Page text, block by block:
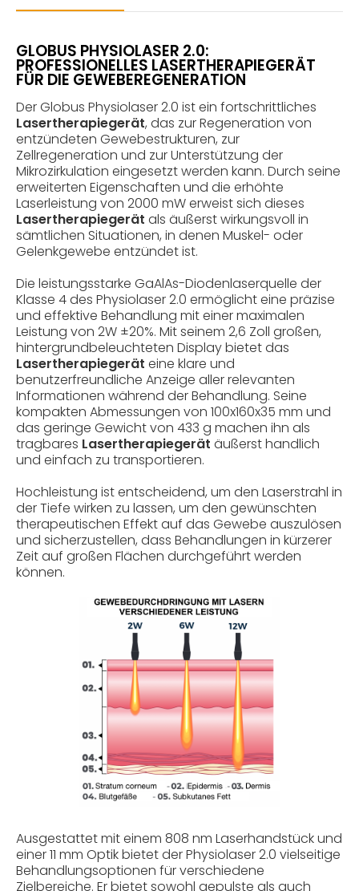
GLOBUS PHYSIOLASER 2.0:
PROFESSIONELLES LASERTHERAPIEGERÄT
FÜR DIE GEWEBEREGENERATION
Der Globus Physiolaser 2.0 ist ein fortschrittliches
Lasertherapiegerät, das zur Regeneration von
entzündeten Gewebestrukturen, zur
Zellregeneration und zur Unterstützung der
Mikrozirkulation eingesetzt werden kann. Durch seine
erweiterten Eigenschaften und die erhöhte
Laserleistung von 2000 mW erweist sich dieses
Lasertherapiegerät als äußerst wirkungsvoll in
sämtlichen Situationen, in denen Muskel- oder
Gelenkgewebe entzündet ist.
Die leistungsstarke GaAlAs-Diodenlaserquelle der
Klasse 4 des Physiolaser 2.0 ermöglicht eine präzise
und effektive Behandlung mit einer maximalen
Leistung von 2W ±20%. Mit seinem 2,6 Zoll großen,
hintergrundbeleuchteten Display bietet das
Lasertherapiegerät eine klare und
benutzerfreundliche Anzeige aller relevanten
Informationen während der Behandlung. Seine
kompakten Abmessungen von 100x160x35 mm und
das geringe Gewicht von 433 g machen ihn als
tragbares Lasertherapiegerät äußerst handlich
und einfach zu transportieren.
Hochleistung ist entscheidend, um den Laserstrahl in
der Tiefe wirken zu lassen, um den gewünschten
therapeutischen Effekt auf das Gewebe auszulösen
und sicherzustellen, dass Behandlungen in kürzerer
Zeit auf großen Flächen durchgeführt werden
können.
Ausgestattet mit einem 808 nm Laserhandstück und
einer 11 mm Optik bietet der Physiolaser 2.0 vielseitige
Behandlungsoptionen für verschiedene
Zielbereiche. Er bietet sowohl gepulste als auch